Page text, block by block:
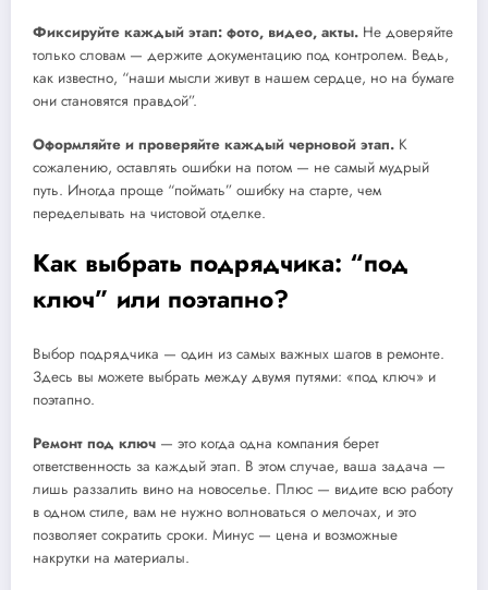
Фиксируйте каждый этап: фото, видео, акты. Не доверяйте
только словам — держите документацию под контролем. Ведь,
как известно, “наши мысли живут в нашем сердце, но на бумаге
они становятся правдой”.
Оформляйте и проверяйте каждый черновой этап. К
сожалению, оставлять ошибки на потом — не самый мудрый
путь. Иногда проще “поймать” ошибку на старте, чем
переделывать на чистовой отделке.
Как выбрать подрядчика: “под
ключ” или поэтапно?
Выбор подрядчика — один из самых важных шагов в ремонте.
Здесь вы можете выбрать между двумя путями: «под ключ» и
поэтапно.
Ремонт под ключ — это когда одна компания берет
ответственность за каждый этап. В этом случае, ваша задача —
лишь раззалить вино на новоселье. Плюс — видите всю работу
в одном стиле, вам не нужно волноваться о мелочах, и это
позволяет сократить сроки. Минус — цена и возможные
накрутки на материалы.